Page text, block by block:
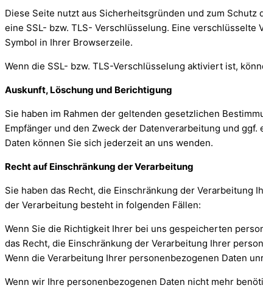
Diese Seite nutzt aus Sicherheitsgründen und zum
eine SSL- bzw. TLS- Verschlüsselung. Eine
Symbol in Ihrer Browserzeile.
Wenn die SSL- bzw. TLS-Verschlüsselung aktiviert ist,
Auskunft, Löschung und Berichtigung
Sie haben im Rahmen der geltenden gesetzlichen
Empfänger und den Zweck der Datenverarbeitung und
Daten können Sie sich jederzeit an uns wenden.
Recht auf Einschränkung der Verarbeitung
Sie haben das Recht, die Einschränkung der Verarbeitung
der Verarbeitung besteht in folgenden Fällen:
Wenn Sie die Richtigkeit Ihrer bei uns gespeicherten
das Recht, die Einschränkung der Verarbeitung Ihrer
Wenn die Verarbeitung Ihrer personenbezogenen Daten
Wenn wir Ihre personenbezogenen Daten nicht mehr